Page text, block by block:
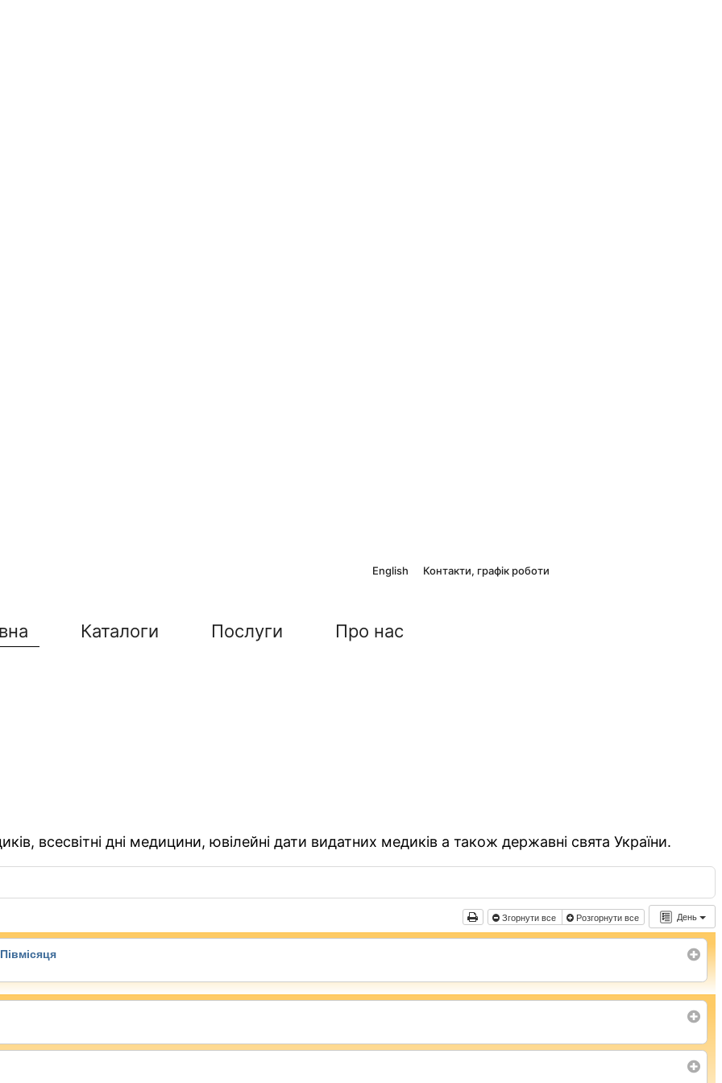
English Контакти, графік роботи
Каталоги Послуги Про нас
всесвітні дні медицини, ювілейні дати видатних медиків а також державні свята України.
День
Згорнути все Розгорнути все